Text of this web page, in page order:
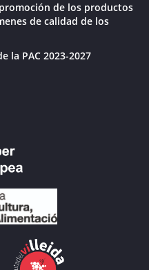
de los productos
de calidad de los
la PAC 2023-2027